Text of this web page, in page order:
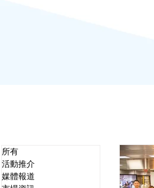
所有
活動推介
媒體報道